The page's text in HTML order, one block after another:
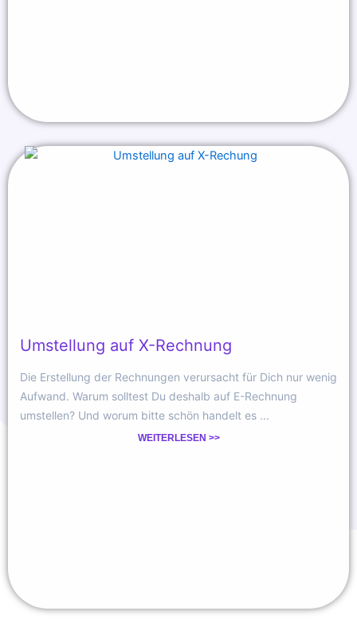
Umstellung auf X-Rechnung
Die Erstellung der Rechnungen verursacht für Dich nur wenig
Aufwand. Warum solltest Du deshalb auf E-Rechnung
umstellen? Und worum bitte schön handelt es ...
WEITERLESEN >>